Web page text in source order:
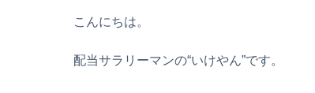
こんにちは。
配当サラリーマンの“いけやん”です。